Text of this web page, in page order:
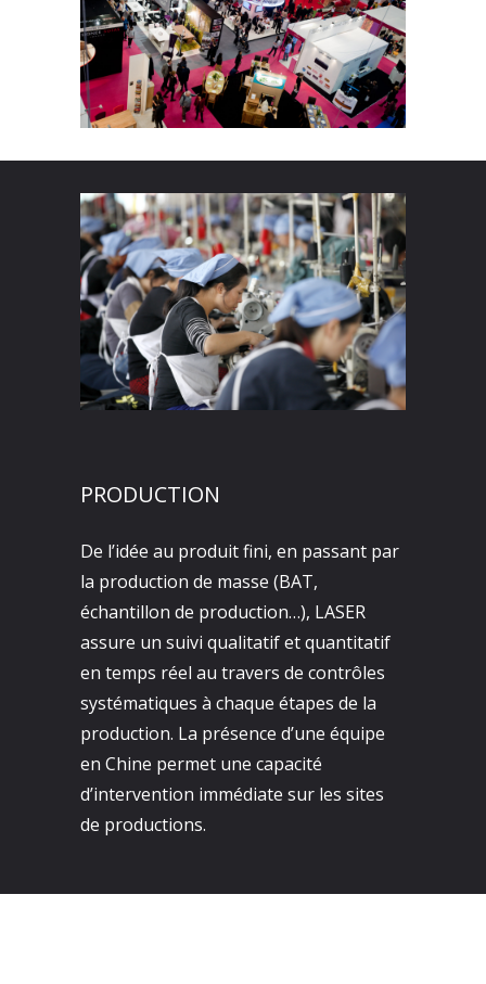
PRODUCTION
De l’idée au produit fini, en passant par
la production de masse (BAT,
échantillon de production…), LASER
assure un suivi qualitatif et quantitatif
en temps réel au travers de contrôles
systématiques à chaque étapes de la
production. La présence d’une équipe
en Chine permet une capacité
d’intervention immédiate sur les sites
de productions.